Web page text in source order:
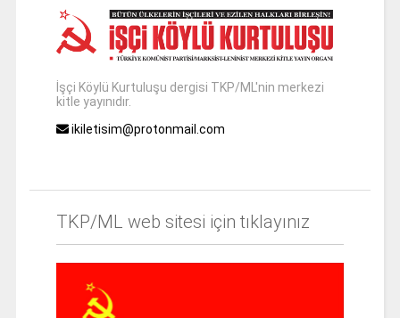
İşçi Köylü Kurtuluşu dergisi TKP/ML'nin merkezi
kitle yayınıdır.
ikiletisim@protonmail.com
TKP/ML web sitesi için tıklayınız